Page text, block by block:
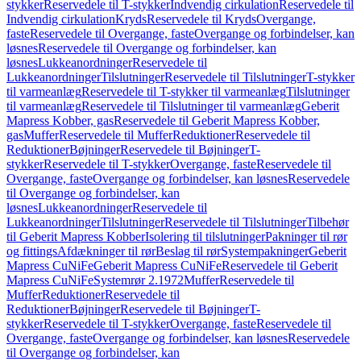
stykkerReservedele til T-stykkerIndvendig cirkulationReservedele til
Indvendig cirkulationKrydsReservedele til KrydsOvergange,
fasteReservedele til Overgange, fasteOvergange og forbindelser, kan
løsnesReservedele til Overgange og forbindelser, kan
løsnesLukkeanordningerReservedele til
LukkeanordningerTilslutningerReservedele til TilslutningerT-stykker
til varmeanlægReservedele til T-stykker til varmeanlægTilslutninger
til varmeanlægReservedele til Tilslutninger til varmeanlægGeberit
Mapress Kobber, gasReservedele til Geberit Mapress Kobber,
gasMufferReservedele til MufferReduktionerReservedele til
ReduktionerBøjningerReservedele til BøjningerT-
stykkerReservedele til T-stykkerOvergange, fasteReservedele til
Overgange, fasteOvergange og forbindelser, kan løsnesReservedele
til Overgange og forbindelser, kan
løsnesLukkeanordningerReservedele til
LukkeanordningerTilslutningerReservedele til TilslutningerTilbehør
til Geberit Mapress KobberIsolering til tilslutningerPakninger til rør
og fittingsAfdækninger til rørBeslag til rørSystempakningerGeberit
Mapress CuNiFeGeberit Mapress CuNiFeReservedele til Geberit
Mapress CuNiFeSystemrør 2.1972MufferReservedele til
MufferReduktionerReservedele til
ReduktionerBøjningerReservedele til BøjningerT-
stykkerReservedele til T-stykkerOvergange, fasteReservedele til
Overgange, fasteOvergange og forbindelser, kan løsnesReservedele
til Overgange og forbindelser, kan